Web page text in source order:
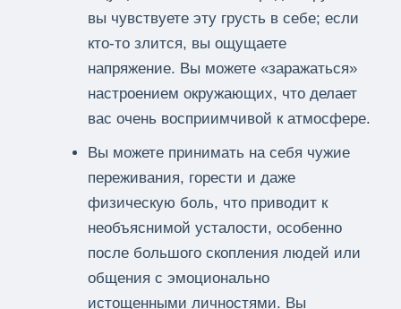
вы чувствуете эту грусть в себе; если
кто-то злится, вы ощущаете
напряжение. Вы можете «заражаться»
настроением окружающих, что делает
вас очень восприимчивой к атмосфере.
Вы можете принимать на себя чужие
переживания, горести и даже
физическую боль, что приводит к
необъяснимой усталости, особенно
после большого скопления людей или
общения с эмоционально
истощенными личностями. Вы